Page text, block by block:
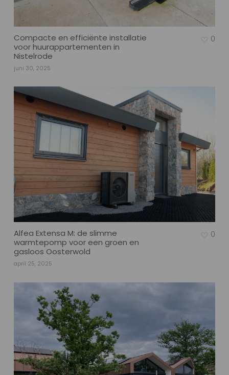
Compacte en efficiënte installatie
voor huurappartementen in
Nistelrode
juni 30, 2025
0
Alfea Extensa M: de slimme
warmtepomp voor een groen en
gasloos Oosterwold
april 25, 2025
0